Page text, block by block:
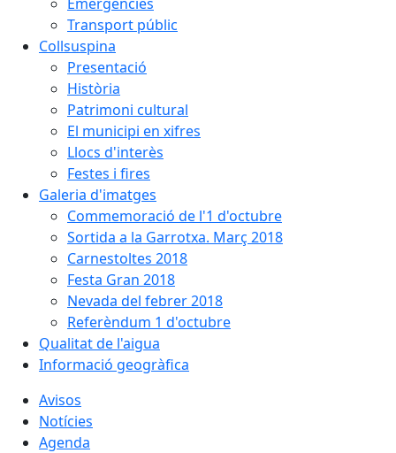
Transport públic
Collsuspina
Presentació
Història
Patrimoni cultural
El municipi en xifres
Llocs d'interès
Festes i fires
Galeria d'imatges
Commemoració de l'1 d'octubre
Sortida a la Garrotxa. Març 2018
Carnestoltes 2018
Festa Gran 2018
Nevada del febrer 2018
Referèndum 1 d'octubre
Qualitat de l'aigua
Informació geogràfica
Avisos
Notícies
Agenda